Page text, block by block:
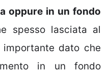
oppure in un fondo
spesso lasciata al
dato che
in un fondo